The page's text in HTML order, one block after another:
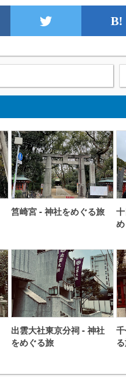
B!
筥崎宮 - 神社をめぐる旅
出雲大社東京分祠 - 神社
をめぐる旅